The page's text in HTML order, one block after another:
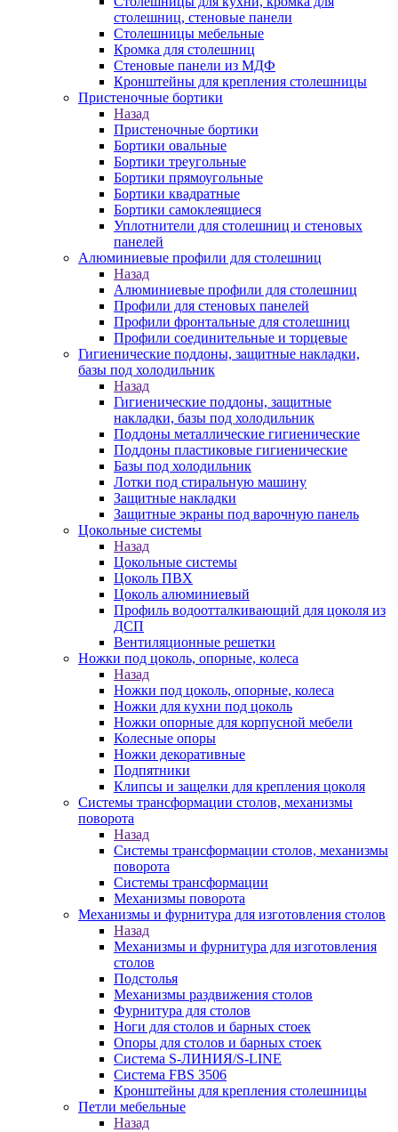
столешниц, стеновые панели
Столешницы мебельные
Кромка для столешниц
Стеновые панели из МДФ
Кронштейны для крепления столешницы
Пристеночные бортики
Назад
Пристеночные бортики
Бортики овальные
Бортики треугольные
Бортики прямоугольные
Бортики квадратные
Бортики самоклеящиеся
Уплотнители для столешниц и стеновых
панелей
Алюминиевые профили для столешниц
Назад
Алюминиевые профили для столешниц
Профили для стеновых панелей
Профили фронтальные для столешниц
Профили соединительные и торцевые
Гигиенические поддоны, защитные накладки,
базы под холодильник
Назад
Гигиенические поддоны, защитные
накладки, базы под холодильник
Поддоны металлические гигиенические
Поддоны пластиковые гигиенические
Базы под холодильник
Лотки под стиральную машину
Защитные накладки
Защитные экраны под варочную панель
Цокольные системы
Назад
Цокольные системы
Цоколь ПВХ
Цоколь алюминиевый
Профиль водоотталкивающий для цоколя из
ДСП
Вентиляционные решетки
Ножки под цоколь, опорные, колеса
Назад
Ножки под цоколь, опорные, колеса
Ножки для кухни под цоколь
Ножки опорные для корпусной мебели
Колесные опоры
Ножки декоративные
Подпятники
Клипсы и защелки для крепления цоколя
Системы трансформации столов, механизмы
поворота
Назад
Системы трансформации столов, механизмы
поворота
Системы трансформации
Механизмы поворота
Механизмы и фурнитура для изготовления столов
Назад
Механизмы и фурнитура для изготовления
столов
Подстолья
Механизмы раздвижения столов
Фурнитура для столов
Ноги для столов и барных стоек
Опоры для столов и барных стоек
Система S-ЛИНИЯ/S-LINE
Система FBS 3506
Кронштейны для крепления столешницы
Петли мебельные
Назад